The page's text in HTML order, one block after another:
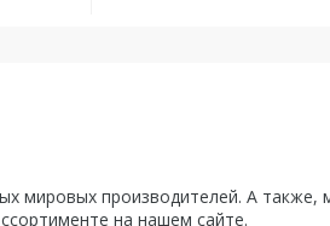
мировых производителей. А также,
на нашем сайте.